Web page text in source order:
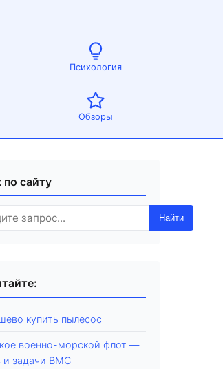
Психология
Обзоры
по сайту
Найти
купить пылесос
военно-морской флот —
и задачи ВМС